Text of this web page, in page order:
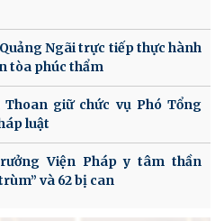
Ngãi trực tiếp thực hành
tòa phúc thẩm
giữ chức vụ Phó Tổng
luật
Viện Pháp y tâm thần
và 62 bị can